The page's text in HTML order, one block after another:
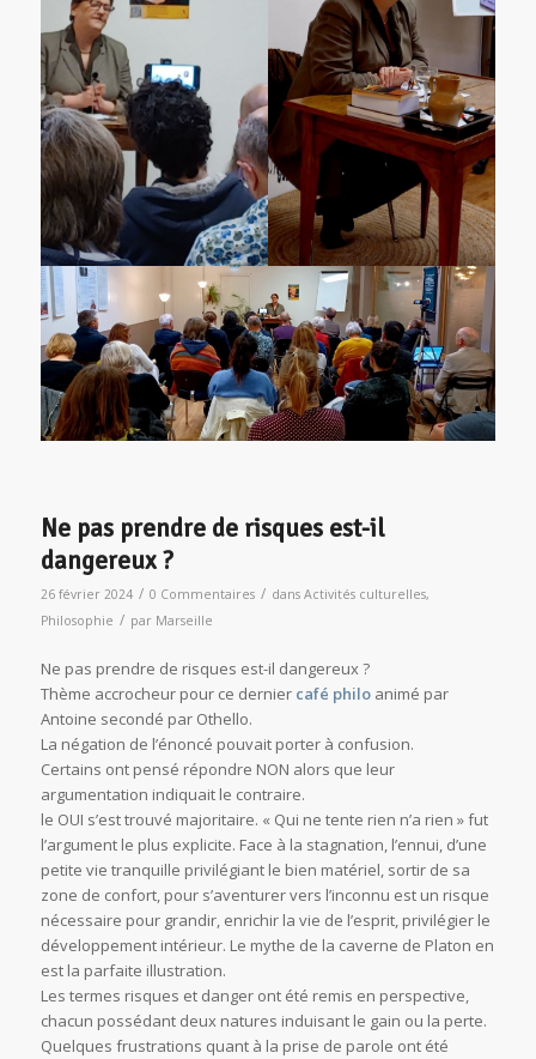
Ne pas prendre de risques est-il
dangereux ?
26 février 2024 / 0 Commentaires / dans Activités culturelles,
Philosophie / par Marseille
Ne pas prendre de risques est-il dangereux ?
Thème accrocheur pour ce dernier café philoanimé par
Antoine secondé par Othello.
La négation de l’énoncé pouvait porter à confusion.
Certains ont pensé répondre NON alors que leur
argumentation indiquait le contraire.
le OUI s’est trouvé majoritaire. « Qui ne tente rien n’a rien » fut
l’argument le plus explicite. Face à la stagnation, l’ennui, d’une
petite vie tranquille privilégiant le bien matériel, sortir de sa
zone de confort, pour s’aventurer vers l’inconnu est un risque
nécessaire pour grandir, enrichir la vie de l’esprit, privilégier le
développement intérieur. Le mythe de la caverne de Platon en
est la parfaite illustration.
Les termes risques et danger ont été remis en perspective,
chacun possédant deux natures induisant le gain ou la perte.
Quelques frustrations quant à la prise de parole ont été